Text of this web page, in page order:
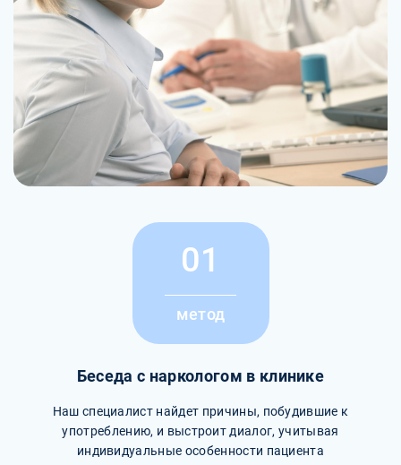
01
метод
Беседа с наркологом в клинике
Наш специалист найдет причины, побудившие к
употреблению, и выстроит диалог, учитывая
индивидуальные особенности пациента